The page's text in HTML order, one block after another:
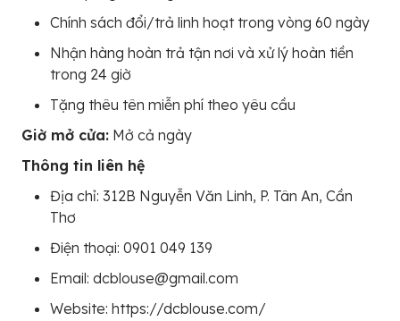
Chính sách đổi/trả linh hoạt trong vòng 60 ngày
Nhận hàng hoàn trả tận nơi và xử lý hoàn tiền
trong 24 giờ
Tặng thêu tên miễn phí theo yêu cầu
Giờ mở cửa: Mở cả ngày
Thông tin liên hệ
Địa chỉ: 312B Nguyễn Văn Linh, P. Tân An, Cần
Thơ
Điện thoại: 0901 049 139
Email: dcblouse@gmail.com
Website: https://dcblouse.com/